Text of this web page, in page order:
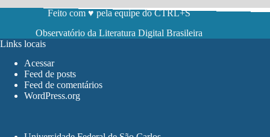
Feito com ♥ pela equipe do CTRL+S
Observatório da Literatura Digital Brasileira
Links locais
Acessar
Feed de posts
Feed de comentários
WordPress.org